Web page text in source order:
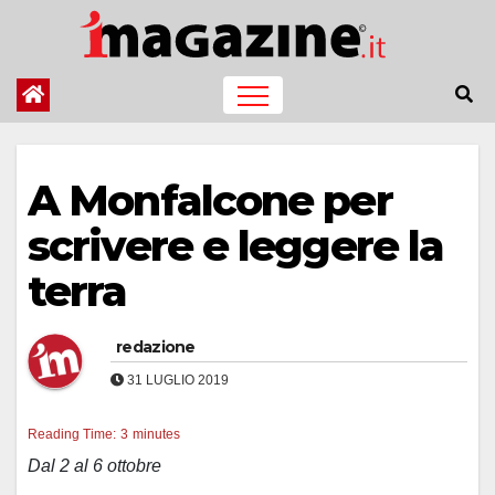
contenuto
A Monfalcone per
scrivere e leggere la
terra
redazione
31 LUGLIO 2019
Reading Time: 3 minutes
Dal 2 al 6 ottobre